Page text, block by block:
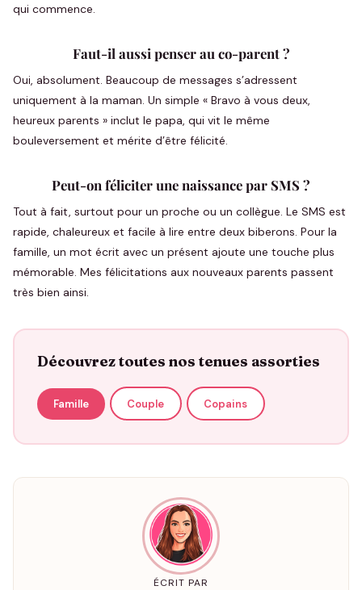
qui commence.
Faut-il aussi penser au co-parent ?
Oui, absolument. Beaucoup de messages s’adressent
uniquement à la maman. Un simple « Bravo à vous deux,
heureux parents » inclut le papa, qui vit le même
bouleversement et mérite d’être félicité.
Peut-on féliciter une naissance par SMS ?
Tout à fait, surtout pour un proche ou un collègue. Le SMS est
rapide, chaleureux et facile à lire entre deux biberons. Pour la
famille, un mot écrit avec un présent ajoute une touche plus
mémorable. Mes félicitations aux nouveaux parents passent
très bien ainsi.
Découvrez toutes nos tenues assorties
Famille Couple Copains
ÉCRIT PAR